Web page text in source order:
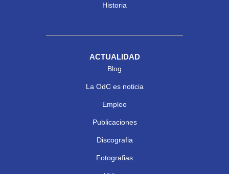
Historia
ACTUALIDAD
Blog
La OdC es noticia
Empleo
Publicaciones
Discografia
Fotografias